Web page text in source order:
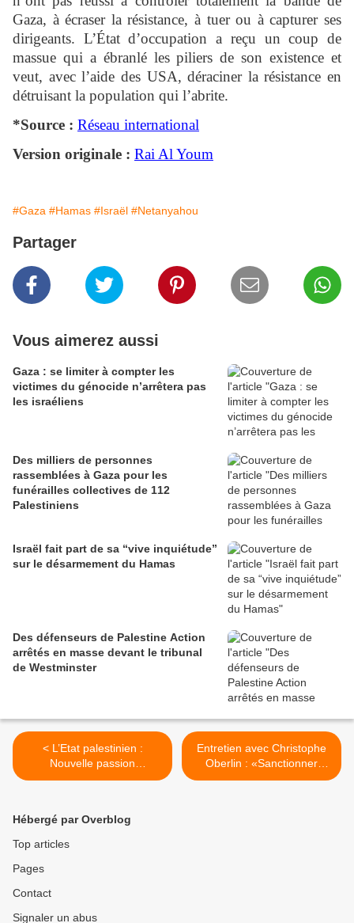
Gaza, à écraser la résistance, à tuer ou à capturer ses
dirigeants. L’État d’occupation a reçu un coup de
massue qui a ébranlé les piliers de son existence et
veut, avec l’aide des USA, déraciner la résistance en
détruisant la population qui l’abrite.
*Source : Réseau international
Version originale : Rai Al Youm
#Gaza #Hamas #Israël #Netanyahou
Partager
Vous aimerez aussi
Gaza : se limiter à compter les
victimes du génocide n’arrêtera pas
les israéliens
Des milliers de personnes
rassemblées à Gaza pour les
funérailles collectives de 112
Palestiniens
Israël fait part de sa “vive inquiétude”
sur le désarmement du Hamas
Des défenseurs de Palestine Action
arrêtés en masse devant le tribunal
de Westminster
< L’Etat palestinien :
Nouvelle passion
occidentale?
Entretien avec Christophe
Oberlin : «Sanctionner
l’UNRWA est illégal » >
Hébergé par Overblog
Top articles
Pages
Contact
Signaler un abus